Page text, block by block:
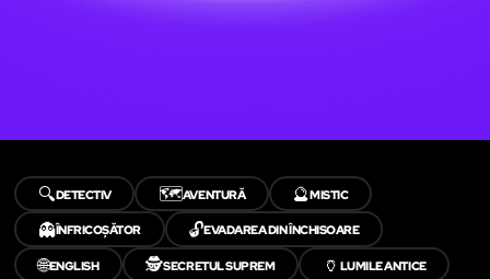
🔍DETECTIV 🗺️AVENTURĂ 🔮MISTIC
👻ÎNFRICOȘĂTOR 🔓EVADAREA DIN ÎNCHISOARE
🌐ENGLISH 🕵️SECRETUL SUPREM 🏺 LUMILE ANTICE